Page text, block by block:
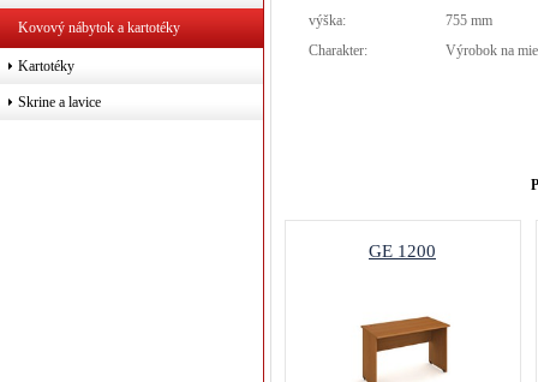
Kovový nábytok a kartotéky
Kartotéky
Skrine a lavice
výška:
755 mm
Charakter:
Výrobok na
GE 1200